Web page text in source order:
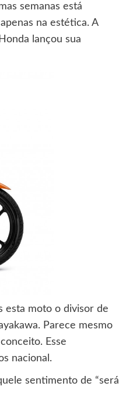
semanas está
na estética. A
lançou sua
esta moto o divisor de
Parece mesmo
Esse
nacional.
sentimento de “será